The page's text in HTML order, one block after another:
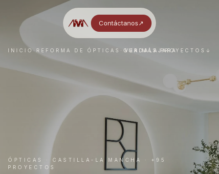
Contáctanos↗︎
VER MÁS PROYECTOS ↓
INICIO· REFORMA DE ÓPTICAS · GUADALAJARA
ÓPTICAS · CASTILLA-LA MANCHA
· +95
PROYECTOS